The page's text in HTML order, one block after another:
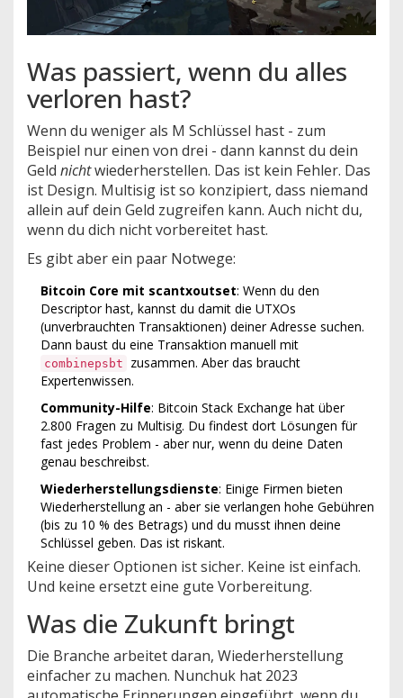
Was passiert, wenn du alles
verloren hast?
Wenn du weniger als M Schlüssel hast - zum
Beispiel nur einen von drei - dann kannst du dein
Geld nichtwiederherstellen. Das ist kein Fehler. Das
ist Design. Multisig ist so konzipiert, dass niemand
allein auf dein Geld zugreifen kann. Auch nicht du,
wenn du dich nicht vorbereitet hast.
Es gibt aber ein paar Notwege:
Bitcoin Core mit scantxoutset: Wenn du den
Descriptor hast, kannst du damit die UTXOs
(unverbrauchten Transaktionen) deiner Adresse suchen.
Dann baust du eine Transaktion manuell mit
combinepsbt
zusammen. Aber das braucht
Expertenwissen.
Community-Hilfe: Bitcoin Stack Exchange hat über
2.800 Fragen zu Multisig. Du findest dort Lösungen für
fast jedes Problem - aber nur, wenn du deine Daten
genau beschreibst.
Wiederherstellungsdienste: Einige Firmen bieten
Wiederherstellung an - aber sie verlangen hohe Gebühren
(bis zu 10 % des Betrags) und du musst ihnen deine
Schlüssel geben. Das ist riskant.
Keine dieser Optionen ist sicher. Keine ist einfach.
Und keine ersetzt eine gute Vorbereitung.
Was die Zukunft bringt
Die Branche arbeitet daran, Wiederherstellung
einfacher zu machen. Nunchuk hat 2023